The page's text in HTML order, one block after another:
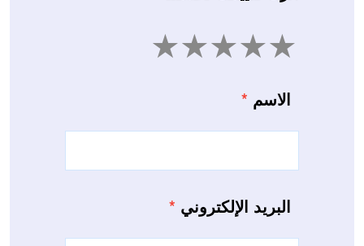
4 3 2 1
الاسم *
البريد الإلكتروني *